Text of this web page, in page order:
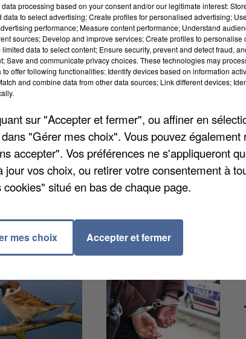
Ce dernier s'est servi de l'inventaire
(ZNIEFF). Elles sont partagées en
ou écologique. Quant au type 2, il
offrant un potentiel important. La
de type 1, et 11,9% de type 2, qui sont
processing based on your consent and/or our legitimate interest:
to select advertising; Create profiles for personalised advertising;
performance; Measure content performance; Understand
sources; Develop and improve services; Create profiles to personalise
data to select content; Ensure security, prevent and detect fraud,
Save and communicate privacy choices. These technologies may
offer following functionalities: Identify devices based on information
and combine data from other data sources; Link different devices;
sur "Accepter et fermer", ou affiner en
"Gérer mes choix". Vous pouvez également
accepter". Vos préférences ne s'appliqueront
jour vos choix, ou retirer votre consentement à
situé en bas de chaque page.
mes choix Accepter et fermer